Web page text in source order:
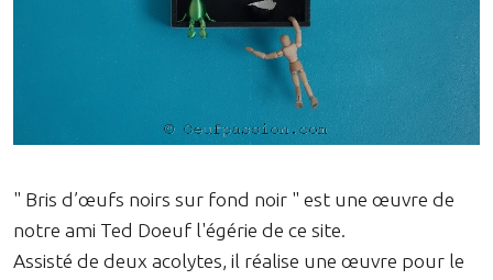
" Bris d’œufs noirs sur fond noir " est une œuvre de
notre ami Ted Doeuf l'égérie de ce site.
Assisté de deux acolytes, il réalise une œuvre pour le